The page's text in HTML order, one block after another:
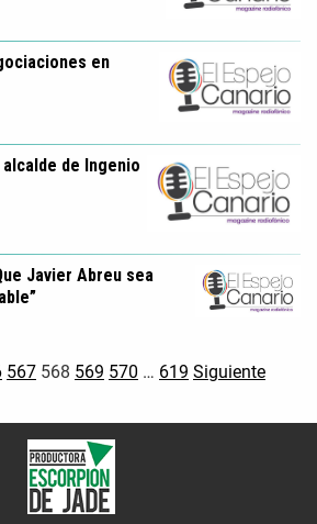
en
de Ingenio
Javier Abreu sea
567 568 569 570 … 619 Siguiente